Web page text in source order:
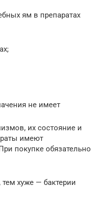
ям в препаратах
не имеет
их состояние и
имеют
покупке обязательно
хуже — бактерии